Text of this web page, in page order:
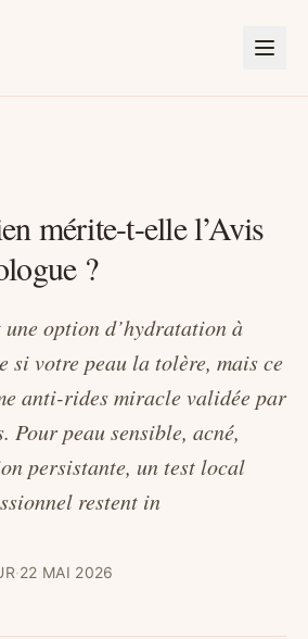
mérite-t-elle l’Avis
?
une option d’hydratation à
si votre peau la tolère, mais ce
anti-rides miracle validée par
Pour peau sensible, acné,
persistante, un test local
restent in
·22 MAI 2026